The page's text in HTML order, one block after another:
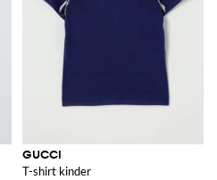
GUCCI
T-shirt kinder